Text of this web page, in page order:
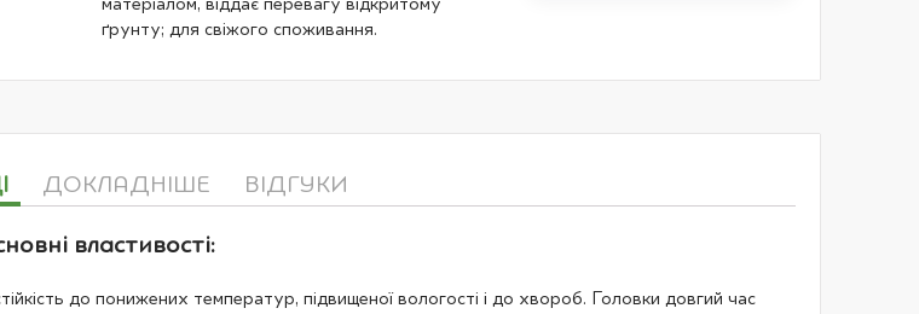
матеріалом, віддає перевагу відкритому
ґрунту; для свіжого споживання.
властивості:
до понижених температур, підвищеної вологості і до хвороб. Головки довгий час
ДОКЛАДНІШЕ ВІДГУКИ